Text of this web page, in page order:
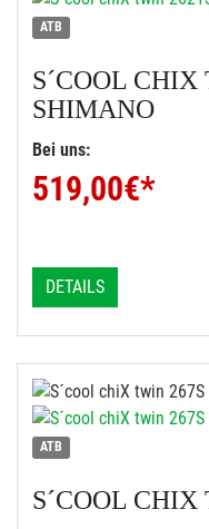
ATB
S´COOL CHIX
SHIMANO
Bei uns:
519,00€*
DETAILS
ATB
S´COOL CHIX